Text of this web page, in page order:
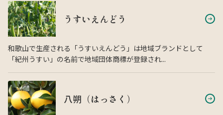
うすいえんどう
和歌山で生産される「うすいえんどう」は地域ブランドとして
「紀州うすい」の名前で地域団体商標が登録され...
八朔（はっさく）